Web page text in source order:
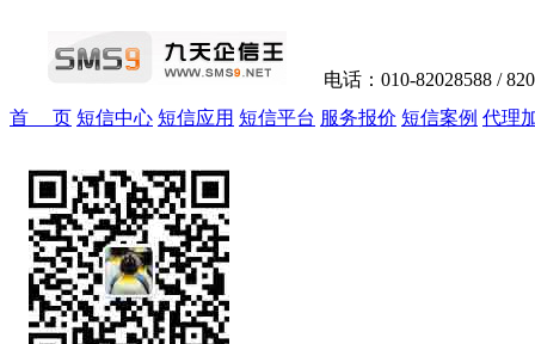
电话：010-82028588 /
首 页 短信中心 短信应用 短信平台 服务报价 短信案例 代理